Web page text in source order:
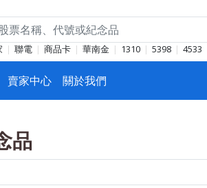
聯電 商品卡 華南金 1310 5398 4533
賣家中心 關於我們
品